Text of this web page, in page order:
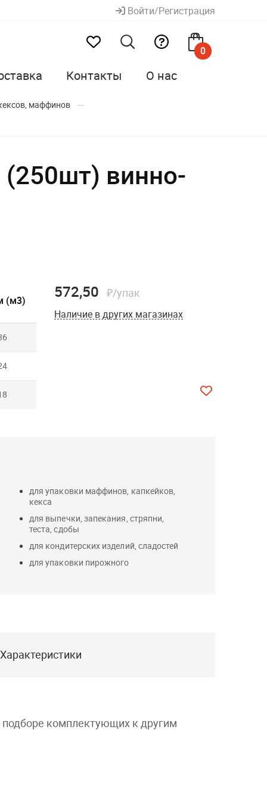
Войти/Регистрация
0
Контакты О нас
маффинов
винно-
(м3) 572,50 ₽/упак
Наличие в других магазинах
для упаковки маффинов, капкейков,
кекса
для выпечки, запекания, стряпни,
теста, сдобы
для кондитерских изделий, сладостей
для упаковки пирожного
Характеристики
комплектующих к другим